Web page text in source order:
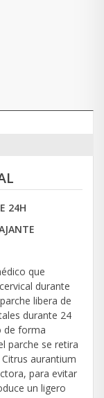
24H
que
durante
libera de
durante 24
de forma
parche se retira
aurantium
para evitar
un ligero